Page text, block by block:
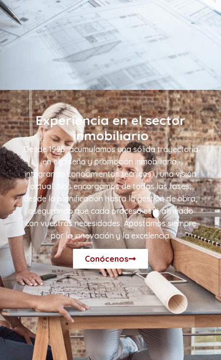
Experiencia en el sector
inmobiliario
Desde 1995, acumulamos una sólida trayectoria
en el diseño y promoción inmobiliaria,
integrando conocimientos técnicos y una visión
actual. Nos encargamos de todas las fases,
desde la planificación hasta la gestión de obra,
asegurando que cada proceso esté alineado
con vuestras necesidades. Apostamos siempre
por la innovación y la excelencia.
Conócenos